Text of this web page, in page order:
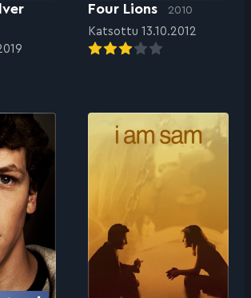
Four Lions 2010
Katsottu 13.10.2012